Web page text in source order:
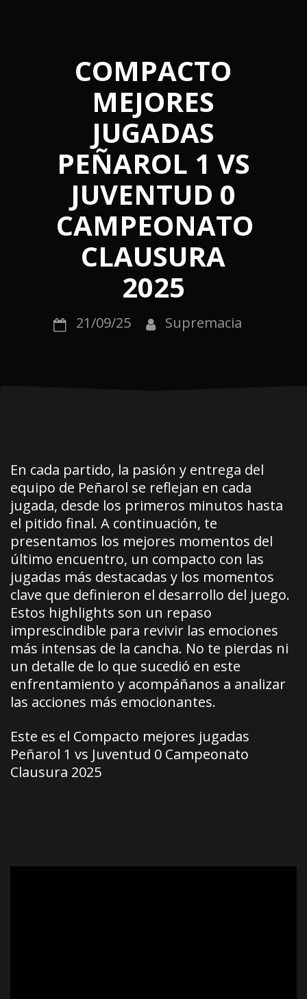
COMPACTO
MEJORES
JUGADAS
PEÑAROL 1 VS
JUVENTUD 0
CAMPEONATO
CLAUSURA
2025
21/09/25 Supremacia
En cada partido, la pasión y entrega del
equipo de Peñarol se reflejan en cada
jugada, desde los primeros minutos hasta
el pitido final. A continuación, te
presentamos los mejores momentos del
último encuentro, un compacto con las
jugadas más destacadas y los momentos
clave que definieron el desarrollo del juego.
Estos highlights son un repaso
imprescindible para revivir las emociones
más intensas de la cancha. No te pierdas ni
un detalle de lo que sucedió en este
enfrentamiento y acompáñanos a analizar
las acciones más emocionantes.
Este es el Compacto mejores jugadas
Peñarol 1 vs Juventud 0 Campeonato
Clausura 2025